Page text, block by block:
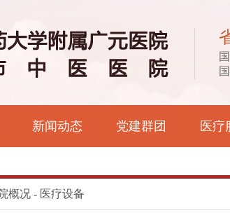
新闻动态 党建群团 医疗
概况 - 医疗设备